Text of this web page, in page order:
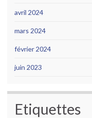
avril 2024
mars 2024
février 2024
juin 2023
Etiquettes